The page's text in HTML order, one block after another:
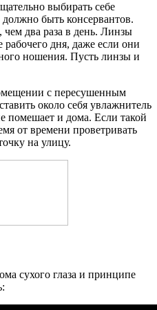
выбирать себе
быть консервантов.
два раза в день. Линзы
рабочего дня, даже если они
ношения. Пусть линзы и
с пересушенным
около себя увлажнитель
помешает и дома. Если такой
от времени проветривать
на улицу.
сухого глаза и принципе